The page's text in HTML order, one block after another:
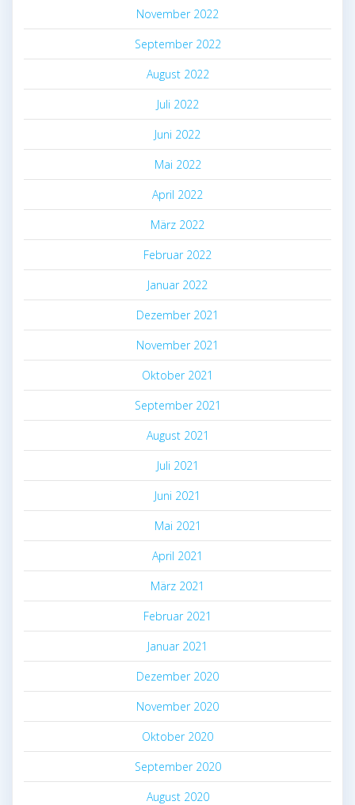
November 2022
September 2022
August 2022
Juli 2022
Juni 2022
Mai 2022
April 2022
März 2022
Februar 2022
Januar 2022
Dezember 2021
November 2021
Oktober 2021
September 2021
August 2021
Juli 2021
Juni 2021
Mai 2021
April 2021
März 2021
Februar 2021
Januar 2021
Dezember 2020
November 2020
Oktober 2020
September 2020
August 2020